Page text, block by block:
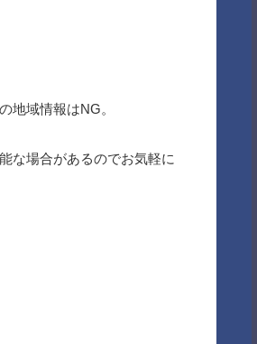
地域情報はNG。
な場合があるのでお気軽に